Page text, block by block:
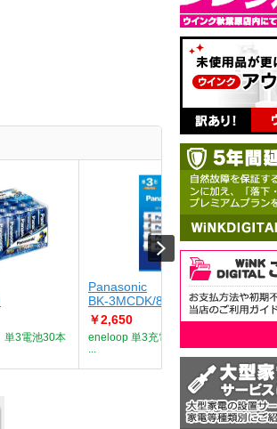
3電池30本
Panasonic
BK-3MCDK/8H
￥2,650
eneloop 単3充電池 8本入り
BK-
￥
エ
ク